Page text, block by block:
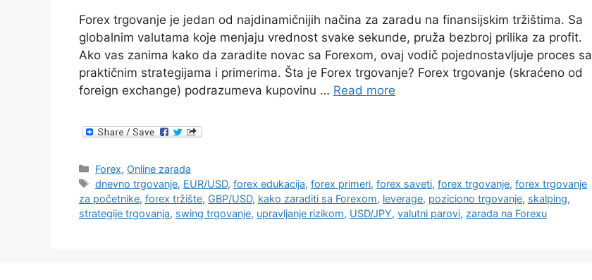
Forex trgovanje je jedan od najdinamičnijih načina za zaradu na finansijskim tržištima. Sa
globalnim valutama koje menjaju vrednost svake sekunde, pruža bezbroj prilika za profit.
Ako vas zanima kako da zaradite novac sa Forexom, ovaj vodič pojednostavljuje proces sa
praktičnim strategijama i primerima. Šta je Forex trgovanje? Forex trgovanje (skraćeno od
foreign exchange) podrazumeva kupovinu … Read more
Categories
Forex, Online zarada
Tags
dnevno trgovanje, EUR/USD,forex edukacija,forex primeri,forex saveti,forex trgovanje,forex trgovanje
za početnike, forex tržište, GBP/USD, kako zaraditi sa Forexom, leverage, poziciono trgovanje, skalping,
strategije trgovanja, swing trgovanje, upravljanje rizikom, USD/JPY, valutni parovi, zarada na Forexu